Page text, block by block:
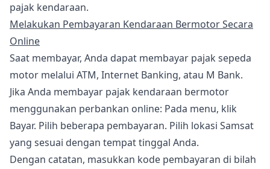
pajak kendaraan.
Melakukan Pembayaran Kendaraan Bermotor Secara
Online
Saat membayar, Anda dapat membayar pajak sepeda
motor melalui ATM, Internet Banking, atau M Bank.
Jika Anda membayar pajak kendaraan bermotor
menggunakan perbankan online: Pada menu, klik
Bayar. Pilih beberapa pembayaran. Pilih lokasi Samsat
yang sesuai dengan tempat tinggal Anda.
Dengan catatan, masukkan kode pembayaran di bilah